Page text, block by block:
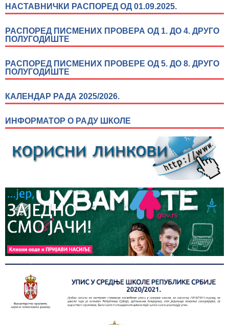
НАСТАВНИЧКИ РАСПОРЕД ОД 01.09.2025.
РАСПОРЕД ПИСМЕНИХ ПРОВЕРА ОД 1. ДО 4. ДРУГО
ПОЛУГОДИШТЕ
РАСПОРЕД ПИСМЕНИХ ПРОВЕРЕ ОД 5. ДО 8. ДРУГО
ПОЛУГОДИШТЕ
КАЛЕНДАР РАДА 2025/2026.
ИНФОРМАТОР О РАДУ ШКОЛЕ